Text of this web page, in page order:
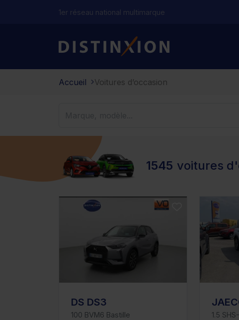
1er réseau national multimarque
Distinxion
Accueil Voitures d’occasion
1545 voitures
DS DS3
100 BVM6 Bastille
1.5